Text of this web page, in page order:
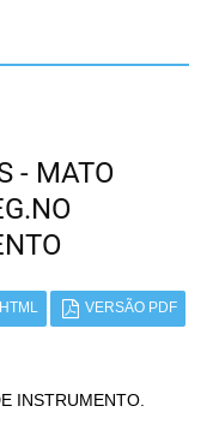
- MATO
VERSÃO PDF
INSTRUMENTO.